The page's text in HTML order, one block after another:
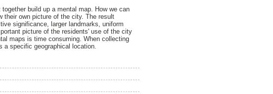
build up a mental map. How we can
their own picture of the city. The result
significance, larger landmarks, uniform
picture of the residents' use of the city
maps is time consuming. When collecting
a specific geographical location.